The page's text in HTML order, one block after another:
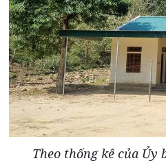
Theo thống kê của Ủy